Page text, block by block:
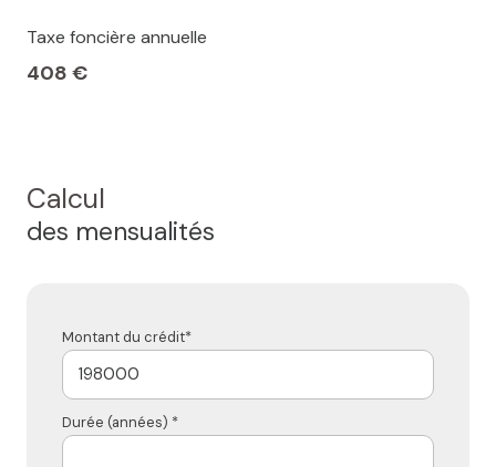
Taxe foncière annuelle
408 €
Calcul
des mensualités
Montant du crédit*
Durée (années) *